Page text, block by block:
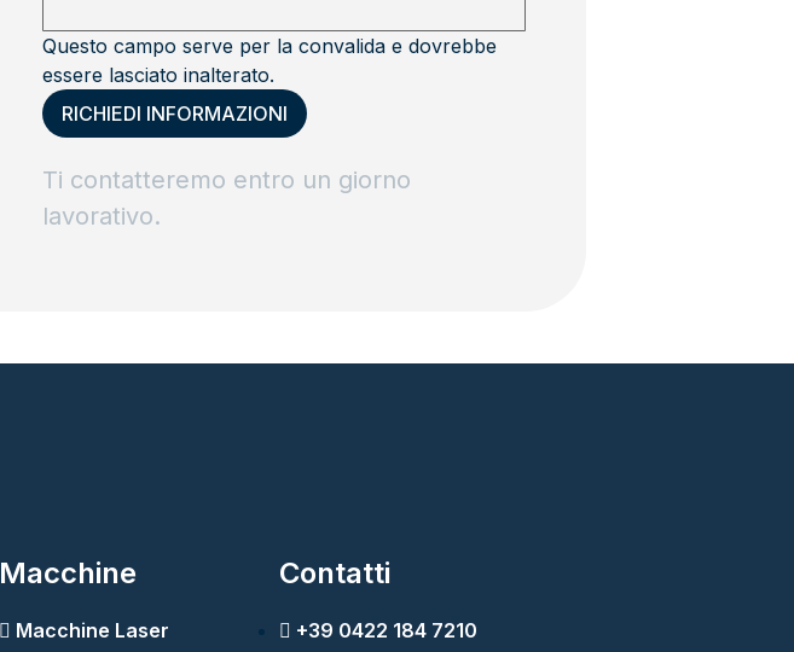
Questo campo serve per la convalida e dovrebbe
essere lasciato inalterato.
Ti contatteremo entro un giorno
lavorativo.
Macchine
Macchine Laser
Contatti
+39 0422 184 7210